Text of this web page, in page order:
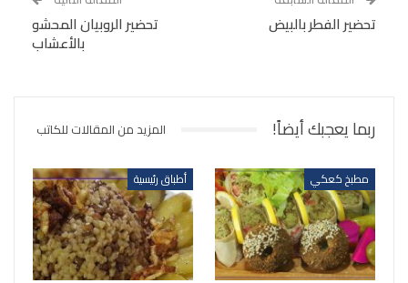
تحضير الفطر بالبيض تحضير الروبيان المحشو
بالأعشاب
ربما يعجبك أيضاً! المزيد من المقالات للكاتب
مطبخ كعكي أطباق رئيسية